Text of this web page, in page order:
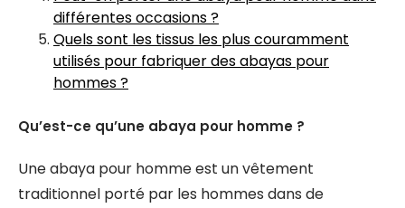
différentes occasions ?
Quels sont les tissus les plus couramment
utilisés pour fabriquer des abayas pour
hommes ?
Qu’est-ce qu’une abaya pour homme ?
Une abaya pour homme est un vêtement
traditionnel porté par les hommes dans de